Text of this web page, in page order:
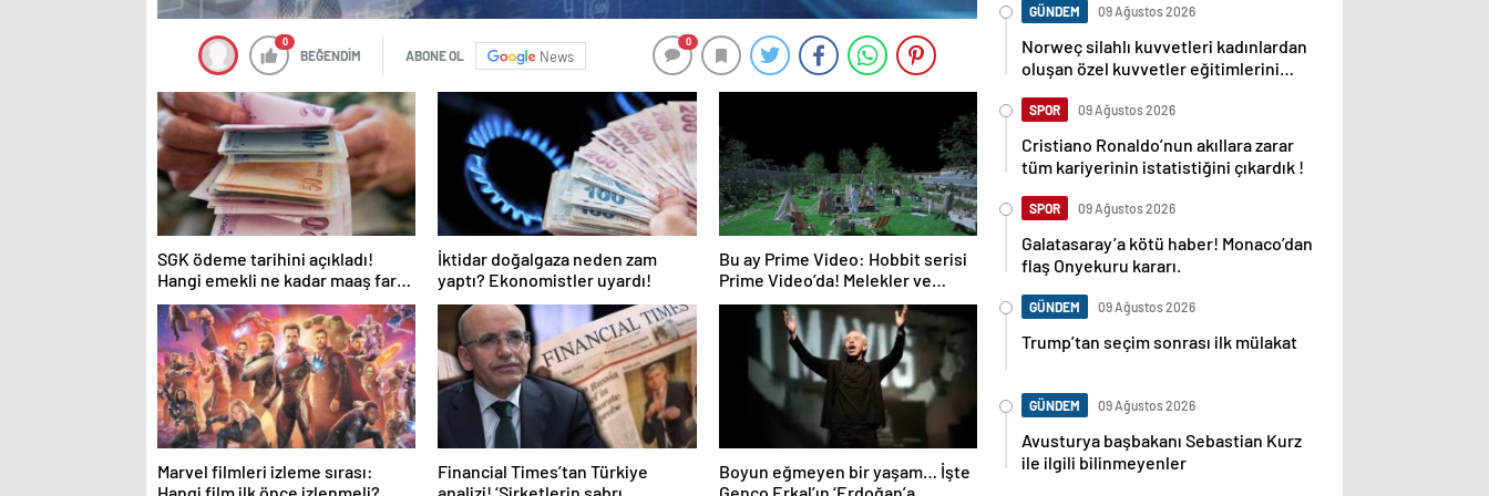
0
BEĞENDİM ABONE OL News
0
SGK ödeme tarihini açıkladı!
Hangi emekli ne kadar maaş farkı
alacak?
İktidar doğalgaza neden zam
yaptı? Ekonomistler uyardı!
Bu ay Prime Video: Hobbit serisi
Prime Video’da! Melekler ve
Şeytanlar, Da Vinci Şifresi, Arda
Turan: Yüzleşme ve daha
Marvel filmleri izleme sırası:
Financial Times’tan Türkiye
Boyun eğmeyen bir yaşam… İşte
GÜNDEM 09 Ağustos 2026
Norweç silahlı kuvvetleri kadınlardan
oluşan özel kuvvetler eğitimlerini
SPOR 09 Ağustos 2026
Cristiano Ronaldo’nun akıllara zarar
tüm kariyerinin istatistiğini çıkardık !
SPOR 09 Ağustos 2026
Galatasaray’a kötü haber! Monaco’dan
flaş Onyekuru kararı.
GÜNDEM 09 Ağustos 2026
Trump’tan seçim sonrası ilk mülakat
GÜNDEM 09 Ağustos 2026
Avusturya başbakanı Sebastian Kurz
ile ilgili bilinmeyenler